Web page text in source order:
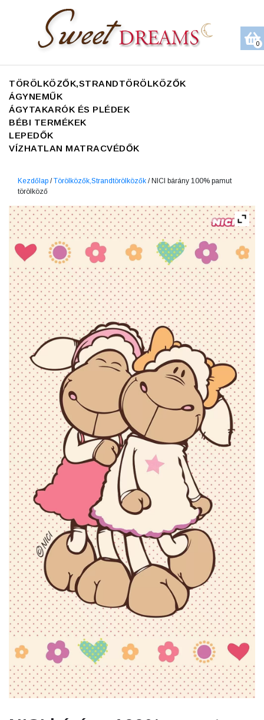
TÖRÖLKÖZŐK,STRANDTÖRÖLKÖZŐK
ÁGYNEMŰK
ÁGYTAKARÓK ÉS PLÉDEK
BÉBI TERMÉKEK
LEPEDŐK
VÍZHATLAN MATRACVÉDŐK
Kezdőlap /Törölközők,Strandtörölközők / NICI bárány 100% pamut
törölköző
0